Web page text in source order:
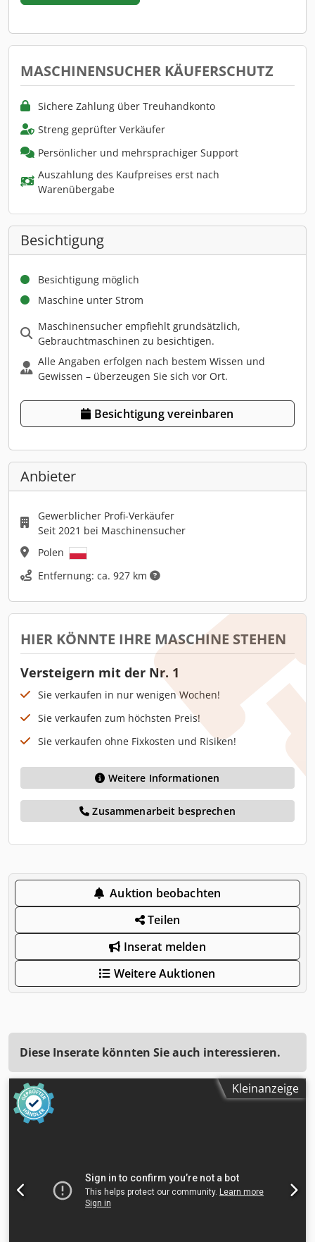
MASCHINENSUCHER KÄUFERSCHUTZ
Sichere Zahlung über Treuhandkonto
Streng geprüfter Verkäufer
Persönlicher und mehrsprachiger Support
Auszahlung des Kaufpreises erst nach
Warenübergabe
Besichtigung
Besichtigung möglich
Maschine unter Strom
Maschinensucher empfiehlt grundsätzlich,
Gebrauchtmaschinen zu besichtigen.
Alle Angaben erfolgen nach bestem Wissen und
Gewissen – überzeugen Sie sich vor Ort.
Besichtigung vereinbaren
Anbieter
Gewerblicher Profi-Verkäufer
Seit 2021 bei Maschinensucher
Polen
Entfernung: ca. 927 km
HIER KÖNNTE IHRE MASCHINE STEHEN
Versteigern mit der Nr. 1
Sie verkaufen in nur wenigen Wochen!
Sie verkaufen zum höchsten Preis!
Sie verkaufen ohne Fixkosten und Risiken!
Weitere Informationen
Zusammenarbeit besprechen
Auktion beobachten
Teilen
Inserat melden
Weitere Auktionen
Diese Inserate könnten Sie auch interessieren.
Kleinanzeige